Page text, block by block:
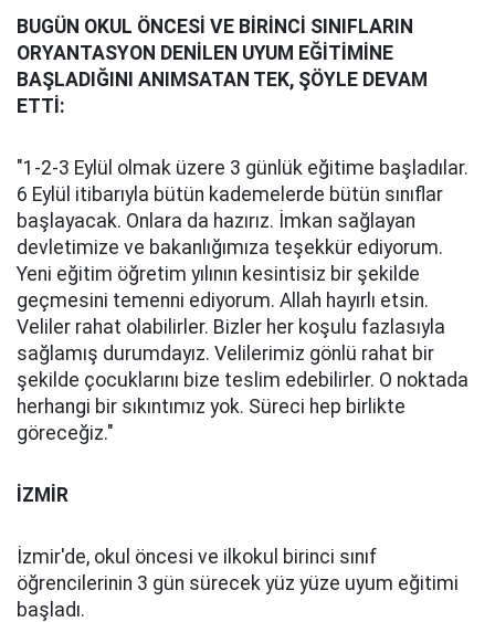
BUGÜN OKUL ÖNCESİ VE BİRİNCİ SINIFLARIN
ORYANTASYON DENİLEN UYUM EĞİTİMİNE
BAŞLADIĞINI ANIMSATAN TEK, ŞÖYLE DEVAM
ETTİ:
"1-2-3 Eylül olmak üzere 3 günlük eğitime başladılar.
6 Eylül itibarıyla bütün kademelerde bütün sınıflar
başlayacak. Onlara da hazırız. İmkan sağlayan
devletimize ve bakanlığımıza teşekkür ediyorum.
Yeni eğitim öğretim yılının kesintisiz bir şekilde
geçmesini temenni ediyorum. Allah hayırlı etsin.
Veliler rahat olabilirler. Bizler her koşulu fazlasıyla
sağlamış durumdayız. Velilerimiz gönlü rahat bir
şekilde çocuklarını bize teslim edebilirler. O noktada
herhangi bir sıkıntımız yok. Süreci hep birlikte
göreceğiz."
İZMİR
İzmir'de, okul öncesi ve ilkokul birinci sınıf
öğrencilerinin 3 gün sürecek yüz yüze uyum eğitimi
başladı.